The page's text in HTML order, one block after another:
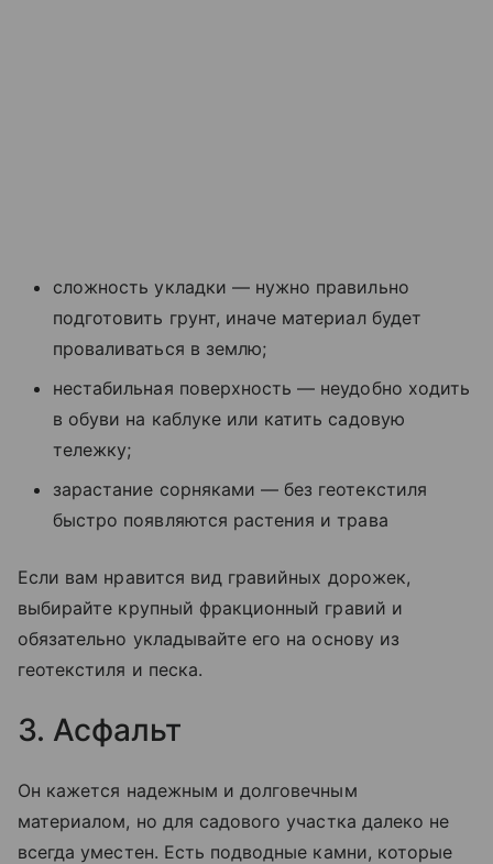
сложность укладки — нужно правильно
подготовить грунт, иначе материал будет
проваливаться в землю;
нестабильная поверхность — неудобно ходить
в обуви на каблуке или катить садовую
тележку;
зарастание сорняками — без геотекстиля
быстро появляются растения и трава
Если вам нравится вид гравийных дорожек,
выбирайте крупный фракционный гравий и
обязательно укладывайте его на основу из
геотекстиля и песка.
3. Асфальт
Он кажется надежным и долговечным
материалом, но для садового участка далеко не
всегда уместен. Есть подводные камни, которые